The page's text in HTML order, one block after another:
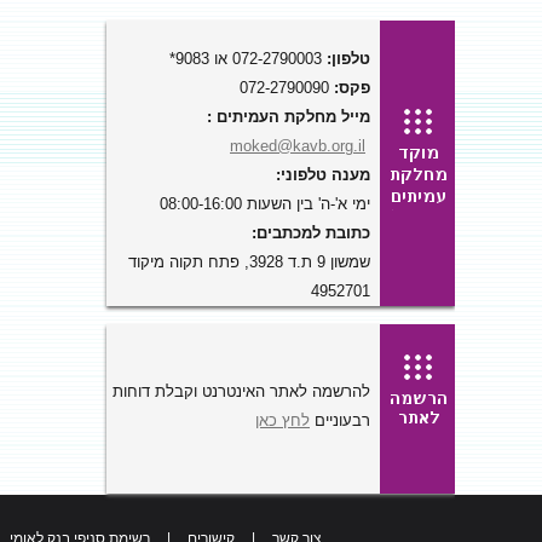
טלפון:
פקס:
מייל מחלקת העמיתים :
moked@kavb.org.il
מענה טלפוני:
ימי א'-ה' בין השעות 08:00-16:00
כתובת למכתבים:
שמשון 9 ת.ד 3928, פתח תקוה מיקוד
4952701
להרשמה לאתר האינטרנט וקבלת דוחות
רבעוניים לחץ כאן
צור קשר קישורים רשימת סניפי בנק לאומי